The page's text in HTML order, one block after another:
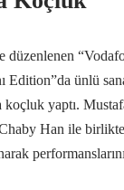
düzenlenen
Edition”da ünlü
koçluk yaptı.
Chaby Han ile birlikte